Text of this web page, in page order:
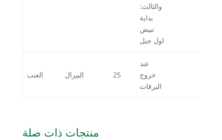
والثالث:
بداية
تبيض
اول جيل
العنب البيرال 25
عند
خروج
اليرقات
منتجات ذات صلة